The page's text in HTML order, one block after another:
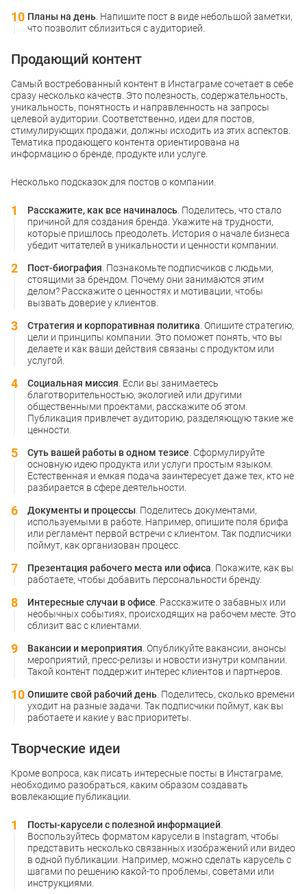
Планы на день . Напишите пост в виде небольшой заметки,
что позволит сблизиться с аудиторией.
Продающий контент
Самый востребованный контент в Инстаграме сочетает в себе
сразу несколько качеств. Это полезность, содержательность,
уникальность, понятность и направленность на запросы
целевой аудитории. Соответственно, идеи для постов,
стимулирующих продажи, должны исходить из этих аспектов.
Тематика продающего контента ориентирована на
информацию о бренде, продукте или услуге.
Несколько подсказок для постов о компании.
Расскажите, как все начиналось . Поделитесь, что стало
причиной для создания бренда. Укажите на трудности,
которые пришлось преодолеть. История о начале бизнеса
убедит читателей в уникальности и ценности компании.
Пост-биография . Познакомьте подписчиков с людьми,
стоящими за брендом. Почему они занимаются этим
делом? Расскажите о ценностях и мотивации, чтобы
вызвать доверие у клиентов.
Стратегия и корпоративная политика . Опишите стратегию,
цели и принципы компании. Это поможет понять, что вы
делаете и как ваши действия связаны с продуктом или
услугой.
Социальная миссия . Если вы занимаетесь
благотворительностью, экологией или другими
общественными проектами, расскажите об этом.
Публикация привлечет аудиторию, разделяющую такие же
ценности.
Суть вашей работы в одном тезисе . Сформулируйте
основную идею продукта или услуги простым языком.
Естественная и емкая подача заинтересует даже тех, кто не
разбирается в сфере деятельности.
Документы и процессы . Поделитесь документами,
используемыми в работе. Например, опишите поля брифа
или регламент первой встречи с клиентом. Так подписчики
поймут, как организован процесс.
Презентация рабочего места или офиса . Покажите, как вы
работаете, чтобы добавить персональности бренду.
Интересные случаи в офисе . Расскажите о забавных или
необычных событиях, происходящих на рабочем месте. Это
сблизит вас с клиентами.
Вакансии и мероприятия . Опубликуйте вакансии, анонсы
мероприятий, пресс-релизы и новости изнутри компании.
Такой контент поддержит интерес клиентов и партнеров.
Опишите свой рабочий день . Поделитесь, сколько времени
уходит на разные задачи. Так подписчики поймут, как вы
работаете и какие у вас приоритеты.
Творческие идеи
Кроме вопроса, как писать интересные посты в Инстаграме,
необходимо разобраться, каким образом создавать
вовлекающие публикации.
Посты-карусели с полезной информацией
Воспользуйтесь форматом карусели в Instagram, чтобы
представить несколько связанных изображений или видео
в одной публикации. Например, можно сделать карусель с
шагами по решению какой-то проблемы, советами или
инструкциями.